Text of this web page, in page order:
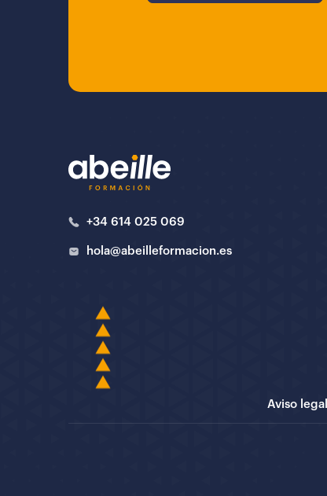
+34 614 025 069
hola@abeilleformacion.es
Aviso legal